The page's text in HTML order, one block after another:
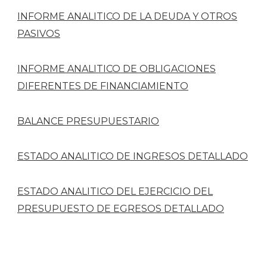
INFORME ANALITICO DE LA DEUDA Y OTROS
PASIVOS
INFORME ANALITICO DE OBLIGACIONES
DIFERENTES DE FINANCIAMIENTO
BALANCE PRESUPUESTARIO
ESTADO ANALITICO DE INGRESOS DETALLADO
ESTADO ANALITICO DEL EJERCICIO DEL
PRESUPUESTO DE EGRESOS DETALLADO